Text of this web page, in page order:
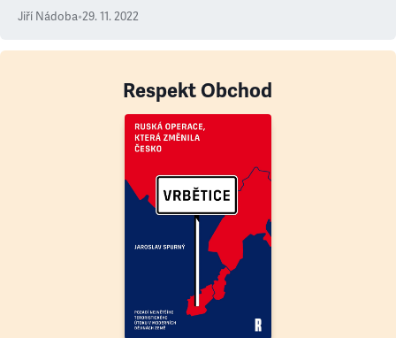
Jiří Nádoba•29. 11. 2022
Respekt Obchod